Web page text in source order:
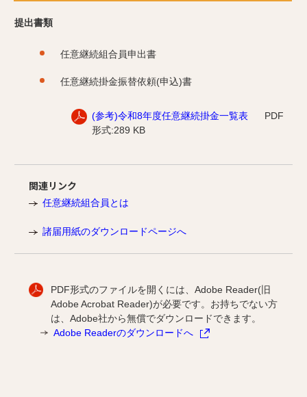
提出書類
任意継続組合員申出書
任意継続掛金振替依頼(申込)書
(参考)令和8年度任意継続掛金一覧表
PDF
形式:289 KB
関連リンク
任意継続組合員とは
諸届用紙のダウンロードページへ
PDF形式のファイルを開くには、Adobe Reader(旧
Adobe Acrobat Reader)が必要です。お持ちでない方
は、Adobe社から無償でダウンロードできます。
Adobe Readerのダウンロードへ